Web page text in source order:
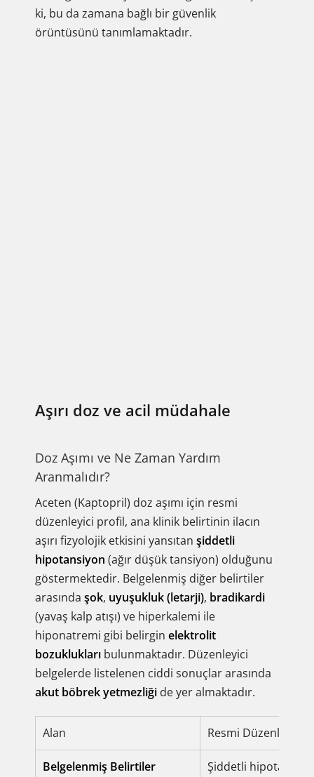
ki, bu da zamana bağlı bir güvenlik
örüntüsünü tanımlamaktadır.
Aşırı doz ve acil müdahale
Doz Aşımı ve Ne Zaman Yardım
Aranmalıdır?
Aceten (Kaptopril) doz aşımı için resmi
düzenleyici profil, ana klinik belirtinin ilacın
aşırı fizyolojik etkisini yansıtan şiddetli
hipotansiyon (ağır düşük tansiyon) olduğunu
göstermektedir. Belgelenmiş diğer belirtiler
arasında şok, uyuşukluk (letarji), bradikardi
(yavaş kalp atışı) ve hiperkalemi ile
hiponatremi gibi belirgin elektrolit
bozuklukları bulunmaktadır. Düzenleyici
belgelerde listelenen ciddi sonuçlar arasında
akut böbrek yetmezliği de yer almaktadır.
Alan Resmi Düzenleyici
Belgelenmiş Belirtiler Şiddetli